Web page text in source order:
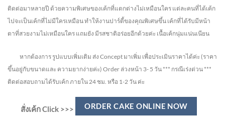
ติดต่อมาหลายปี ด้วยความพิเศษของเค้กที่แตกต่างไม่เหมือนใคร แต่ละคนที่ได้เค้ก
ไปจะเป็นเค้กที่ไม่มีใครเหมือน ทำให้งานปาร์ตี้ของคุณพิเศษขึ้น เค้กที่ได้รับมีหน้า
ตาที่สวยงามไม่เหมือนใคร แถมยัง มีรสชาติอร่อยอีกด้วยค่ะ เนื้อเค้กนุ่มแน่นเนียน
หากต้องการ รูปแบบเพิ่มเติม ส่ง Concept มาเพิ่ม เพื่อประเมินราคาได้ค่ะ (ราคา
ขึ้นอยู่กับขนาดและ ความยากง่ายค่ะ) Order ล่วงหน้า 3- 5 วัน *** กรณีเร่งด่วน ***
ติดต่อสอบถามได้รับเค้ก ภายใน 24 ชม. หรือ 1-2 วัน ค่ะ
สั่งเค้ก Click >>> ORDER CAKE ONLINE NOW